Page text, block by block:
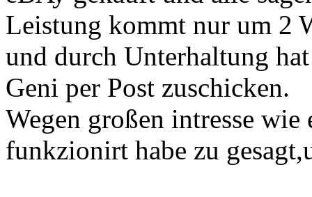
Leistung kommt nur um 2
und durch Unterhaltung
Geni per Post zuschicken.
Wegen großen intresse
funkzionirt habe zu